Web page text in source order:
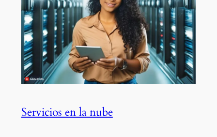
Servicios en la nube